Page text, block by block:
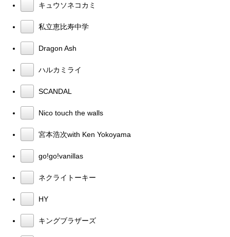
キュウソネコカミ
私立恵比寿中学
Dragon Ash
ハルカミライ
SCANDAL
Nico touch the walls
宮本浩次with Ken Yokoyama
go!go!vanillas
ネクライトーキー
HY
キングブラザーズ